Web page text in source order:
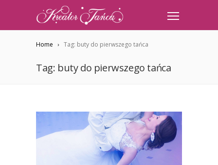
Home Tag: buty do pierwszego tańca
Tag: buty do pierwszego tańca